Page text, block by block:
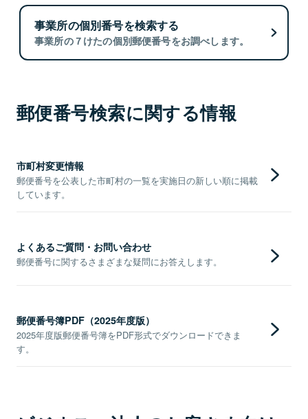
事業所の個別番号を検索する
事業所の７けたの個別郵便番号をお調べします。
郵便番号検索に関する情報
市町村変更情報
郵便番号を公表した市町村の一覧を実施日の新しい順に掲載
しています。
よくあるご質問・お問い合わせ
郵便番号に関するさまざまな疑問にお答えします。
郵便番号簿PDF（2025年度版）
2025年度版郵便番号簿をPDF形式でダウンロードできま
す。